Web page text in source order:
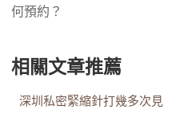
何預約？
相關文章推薦
深圳私密緊縮針打幾多次見